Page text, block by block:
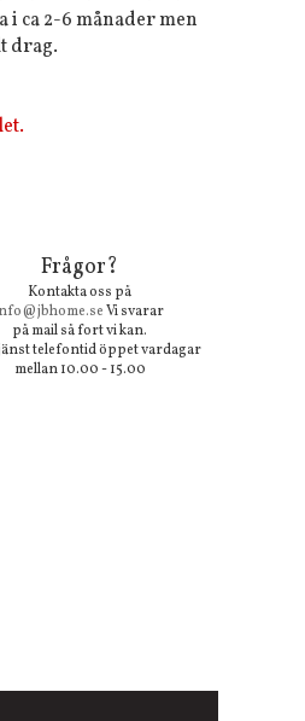
i ca 2-6 månader men
drag.
Frågor?
Kontakta oss på
Vi svarar
på mail så fort vi kan.
telefontid öppet vardagar
mellan 10.00 - 15.00